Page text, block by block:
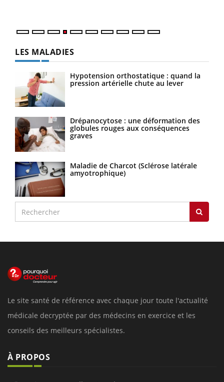
LES MALADIES
Hypotension orthostatique : quand la
pression artérielle chute au lever
Drépanocytose : une déformation des
globules rouges aux conséquences
graves
Maladie de Charcot (Sclérose latérale
amyotrophique)
Le site santé de référence avec chaque jour toute l'actualité
médicale decryptée par des médecins en exercice et les
conseils des meilleurs spécialistes.
À PROPOS